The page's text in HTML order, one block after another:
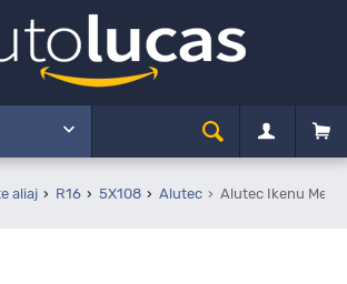
aliaj R16 5X108 Alutec Alutec Ikenu